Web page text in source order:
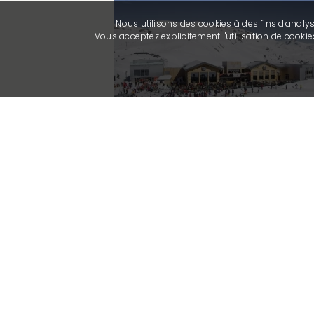
Nous utilisons des cookies à des fins
Vous acceptez explicitement l'utilisation de